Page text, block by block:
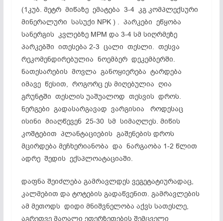
(1კუბ. მეტრ მიწაზე ემატება 3-4 კგ კომპლექსური
მინერალური სასუქი NPK ) . პარკები ეწყობა
სანერგის კვლებზე MPM და 3-4 სმ სიღრმეზე
პარკებში ითესება 2-3 ცალი თესლი. თესვა
რეკომენდირებულია ნოემბერ დეკემბერში.
ნათესარების მოვლა განოყიერება ტარდება
იმავე წესით, როგორც ეს მიღებულია ღია
გრუნტში თესლის უაშუალოდ თესვის დროს.
ნერგები გადასარგავად ვარგისია როდესაც
ისინი მიაღწევენ 25-30 სმ სიმაღლეს. მიწის
კოშტებით პლანტაციების გაშენების დროს
მცირდება მეჩხერიანობა და ნარგაობა 1-2 წლით
ადრე შედის ექსპლოატაციაში.
დაფნა შეიძლება გამრავლდეს ვეგეტატიურადაც,
კალმებით და ტოტების გადაწვენით. გამრავლების
ამ მეთოდს დიდი მნიშვნელობა აქვს სათესლე,
აგრეთვე მაღალი ეთერზეთების შემცველი